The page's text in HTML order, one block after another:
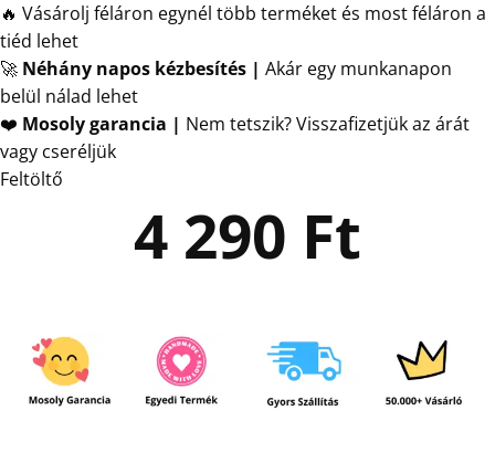
🔥 Vásárolj féláron egynél több terméket és most féláron a
tiéd lehet
🚀 Néhány napos kézbesítés | Akár egy munkanapon
belül nálad lehet
❤️ Mosoly garancia | Nem tetszik? Visszafizetjük az árát
vagy cseréljük
Feltöltő
4 290 Ft